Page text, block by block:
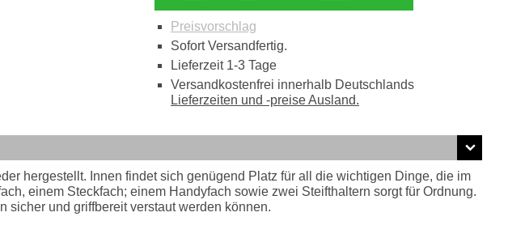
Preisvorschlag
Sofort Versandfertig.
Lieferzeit 1-3 Tage
Versandkostenfrei innerhalb Deutschlands
Lieferzeiten und -preise Ausland.
hergestellt. Innen findet sich genügend Platz für all die wichtigen Dinge, die im
einem Steckfach; einem Handyfach sowie zwei Steifthaltern sorgt für Ordnung.
und griffbereit verstaut werden können.